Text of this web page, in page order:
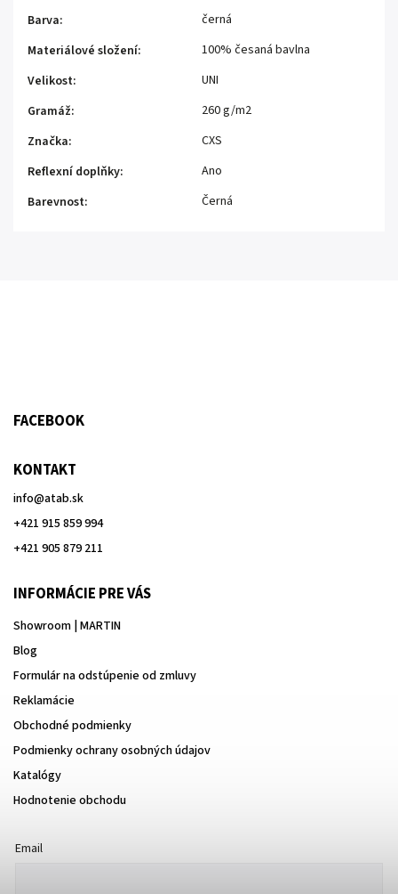
Barva:
černá
Materiálové složení:
100% česaná bavlna
Velikost:
UNI
Gramáž:
260 g/m2
Značka:
CXS
Reflexní doplňky:
Ano
Barevnost: Černá
FACEBOOK
KONTAKT
info@atab.sk
+421 915 859 994
+421 905 879 211
INFORMÁCIE PRE VÁS
Showroom | MARTIN
Blog
Formulár na odstúpenie od zmluvy
Reklamácie
Obchodné podmienky
Podmienky ochrany osobných údajov
Katalógy
Hodnotenie obchodu
Email